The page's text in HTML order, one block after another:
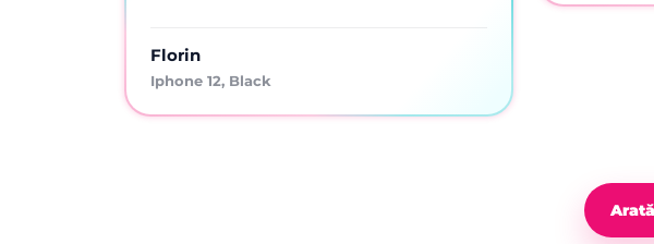
Florin
Iphone 12, Black